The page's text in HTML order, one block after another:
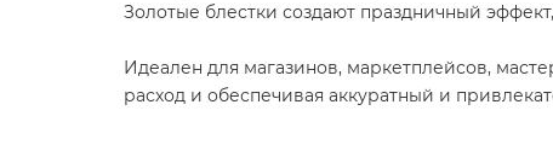
Золотые блестки создают праздничный
Идеален для магазинов, маркетплейсов,
расход и обеспечивая аккуратный и